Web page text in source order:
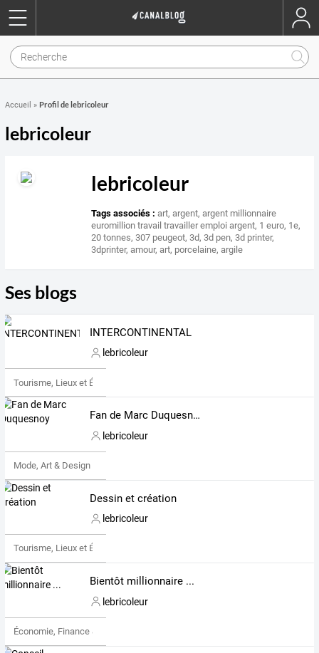
Accueil » Profil de lebricoleur
lebricoleur
lebricoleur
Tags associés : art,argent,argent millionnaire
euromillion travail travailler emploi argent, 1 euro, 1e,
20 tonnes,307 peugeot,3d,3d pen,3d printer,
3dprinter,amour,art, porcelaine,argile
Ses blogs
INTERCONTINENTAL
lebricoleur
Tourisme, Lieux et Événements
Fan de Marc Duquesnoy
lebricoleur
Mode, Art & Design
Dessin et création
lebricoleur
Tourisme, Lieux et Événements
Bientôt millionnaire ...
lebricoleur
Économie, Finance & Droit